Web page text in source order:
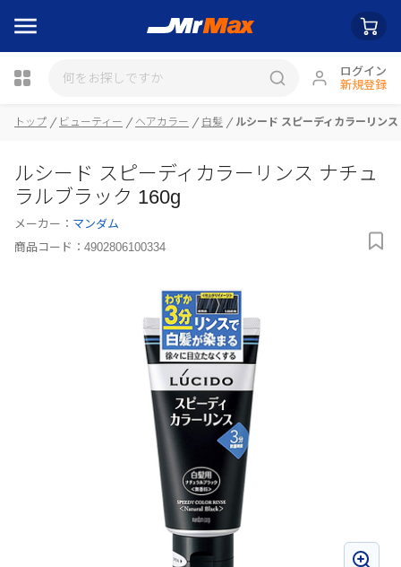
ログイン
新規登録
トップ ビューティー ヘアカラー 白髪 ルシード スピーディカラーリン
ルシード スピーディカラーリンス ナチュ
ラルブラック 160g
メーカー： マンダム
商品コード： 4902806100334